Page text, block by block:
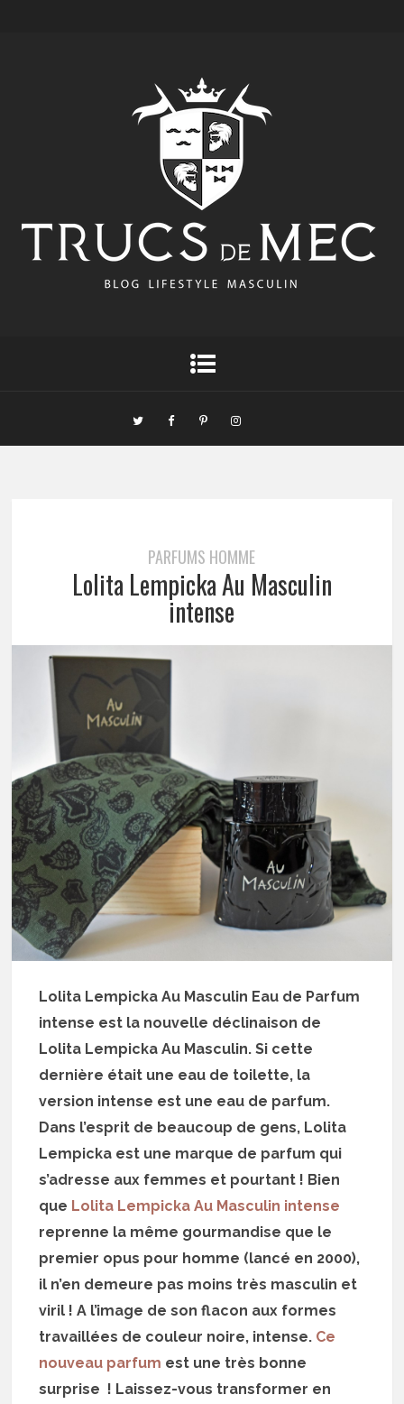
PARFUMS HOMME
Lolita Lempicka Au Masculin
intense
Lolita Lempicka Au Masculin Eau de Parfum
intense est la nouvelle déclinaison de
Lolita Lempicka Au Masculin. Si cette
dernière était une eau de toilette, la
version intense est une eau de parfum.
Dans l’esprit de beaucoup de gens, Lolita
Lempicka est une marque de parfum qui
s’adresse aux femmes et pourtant ! Bien
que Lolita Lempicka Au Masculin intense
reprenne la même gourmandise que le
premier opus pour homme (lancé en 2000),
il n’en demeure pas moins très masculin et
viril ! A l’image de son flacon aux formes
travaillées de couleur noire, intense. Ce
nouveau parfum est une très bonne
surprise ! Laissez-vous transformer en